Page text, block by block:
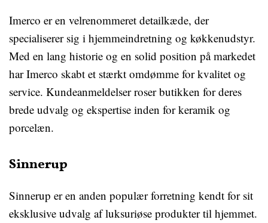
Imerco er en velrenommeret detailkæde, der
specialiserer sig i hjemmeindretning og køkkenudstyr.
Med en lang historie og en solid position på markedet
har Imerco skabt et stærkt omdømme for kvalitet og
service. Kundeanmeldelser roser butikken for deres
brede udvalg og ekspertise inden for keramik og
porcelæn.
Sinnerup
Sinnerup er en anden populær forretning kendt for sit
eksklusive udvalg af luksuriøse produkter til hjemmet.